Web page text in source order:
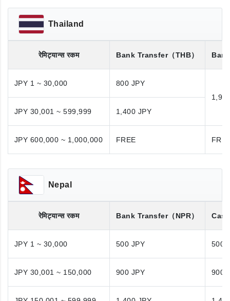
Thailand
रेमिट्यान्स रकम Bank Transfer（THB）
JPY 1 ~ 30,000
800 JPY
JPY 30,001 ~ 599,999
1,400 JPY
JPY 600,000 ~ 1,000,000 FREE
Nepal
रेमिट्यान्स रकम Bank Transfer（NPR）
JPY 1 ~ 30,000 500 JPY 500
JPY 30,001 ~ 150,000 900 JPY 900